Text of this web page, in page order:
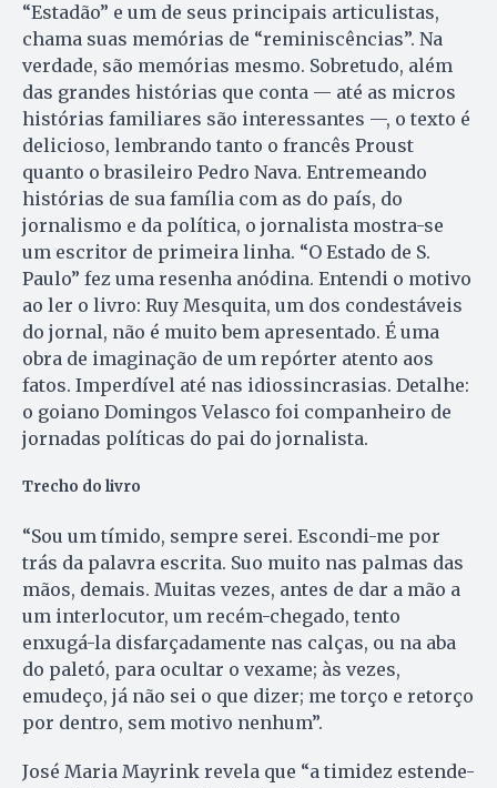
“Estadão” e um de seus principais articulistas,
chama suas memórias de “reminiscências”. Na
verdade, são memórias mesmo. Sobretudo, além
das grandes histórias que conta — até as micros
histórias familiares são interessantes —, o texto é
delicioso, lembrando tanto o francês Proust
quanto o brasileiro Pedro Nava. Entremeando
histórias de sua família com as do país, do
jornalismo e da política, o jornalista mostra-se
um escritor de primeira linha. “O Estado de S.
Paulo” fez uma resenha anódina. Entendi o motivo
ao ler o livro: Ruy Mesquita, um dos condestáveis
do jornal, não é muito bem apresentado. É uma
obra de imaginação de um repórter atento aos
fatos. Imperdível até nas idiossincrasias. Detalhe:
o goiano Domingos Velasco foi companheiro de
jornadas políticas do pai do jornalista.
Trecho do livro
“Sou um tímido, sempre serei. Escondi-me por
trás da palavra escrita. Suo muito nas palmas das
mãos, demais. Muitas vezes, antes de dar a mão a
um interlocutor, um recém-chegado, tento
enxugá-la disfarçadamente nas calças, ou na aba
do paletó, para ocultar o vexame; às vezes,
emudeço, já não sei o que dizer; me torço e retorço
por dentro, sem motivo nenhum”.
José Maria Mayrink revela que “a timidez estende-